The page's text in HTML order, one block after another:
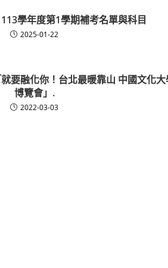
113學年度第1學期補考名單與科目
2025-01-22
要融化你！台北最暖靠山 中國文化
博覽會」.
2022-03-03